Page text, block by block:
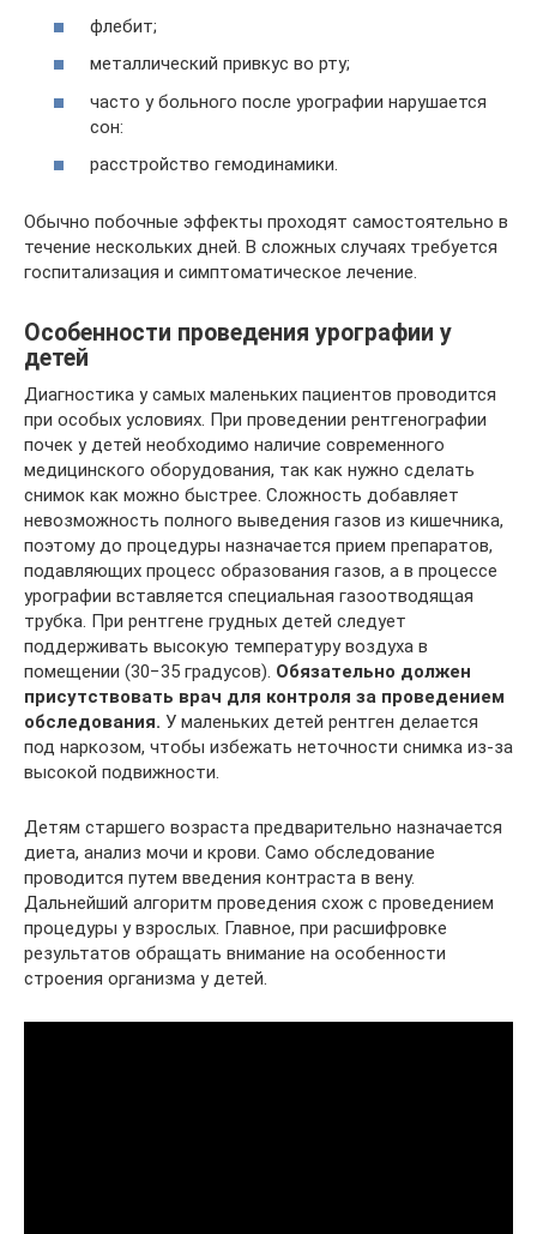
флебит;
металлический привкус во рту;
часто у больного после урографии нарушается
сон:
расстройство гемодинамики.
Обычно побочные эффекты проходят самостоятельно в
течение нескольких дней. В сложных случаях требуется
госпитализация и симптоматическое лечение.
Особенности проведения урографии у
детей
Диагностика у самых маленьких пациентов проводится
при особых условиях. При проведении рентгенографии
почек у детей необходимо наличие современного
медицинского оборудования, так как нужно сделать
снимок как можно быстрее. Сложность добавляет
невозможность полного выведения газов из кишечника,
поэтому до процедуры назначается прием препаратов,
подавляющих процесс образования газов, а в процессе
урографии вставляется специальная газоотводящая
трубка. При рентгене грудных детей следует
поддерживать высокую температуру воздуха в
помещении (30−35 градусов). Обязательно должен
присутствовать врач для контроля за проведением
обследования. У маленьких детей рентген делается
под наркозом, чтобы избежать неточности снимка из-за
высокой подвижности.
Детям старшего возраста предварительно назначается
диета, анализ мочи и крови. Само обследование
проводится путем введения контраста в вену.
Дальнейший алгоритм проведения схож с проведением
процедуры у взрослых. Главное, при расшифровке
результатов обращать внимание на особенности
строения организма у детей.